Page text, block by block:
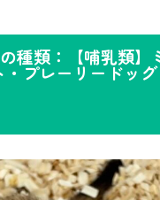
種類：【哺乳類】
・プレーリードッグ